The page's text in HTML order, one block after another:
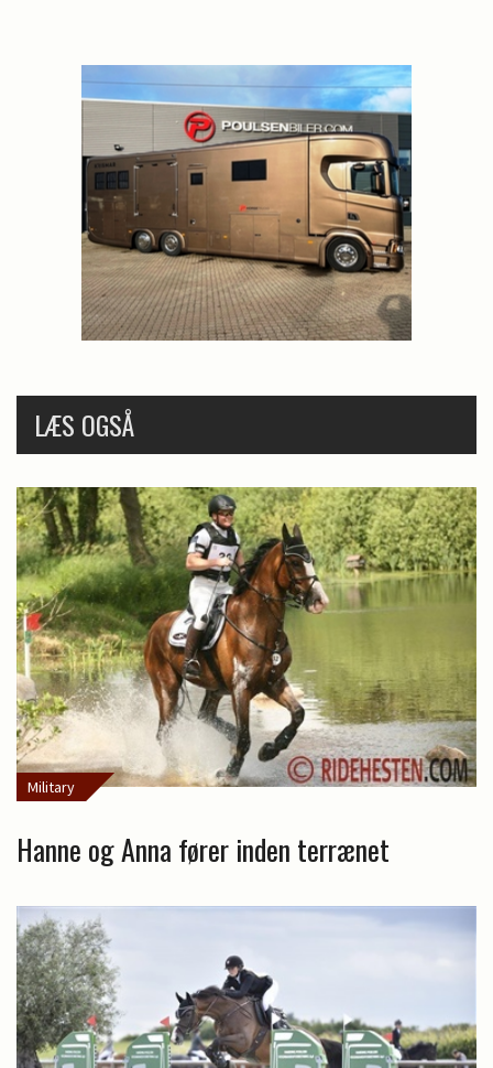
LÆS OGSÅ
Military
Hanne og Anna fører inden terrænet